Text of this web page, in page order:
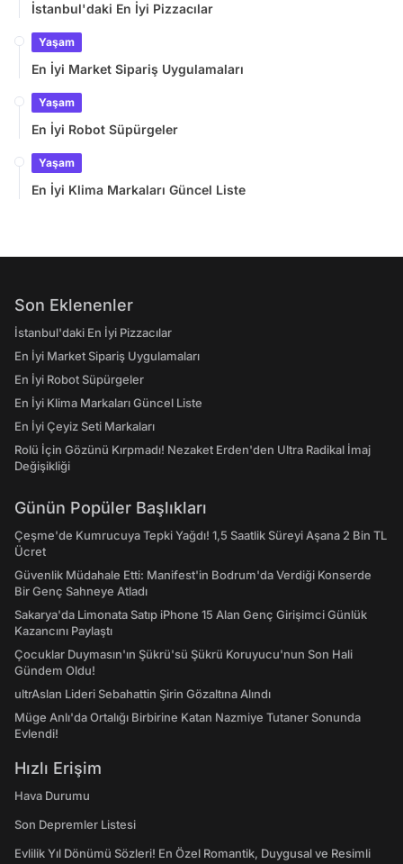
İstanbul'daki En İyi Pizzacılar
Yaşam
En İyi Market Sipariş Uygulamaları
Yaşam
En İyi Robot Süpürgeler
Yaşam
En İyi Klima Markaları Güncel Liste
Son Eklenenler
İstanbul'daki En İyi Pizzacılar
En İyi Market Sipariş Uygulamaları
En İyi Robot Süpürgeler
En İyi Klima Markaları Güncel Liste
En İyi Çeyiz Seti Markaları
Rolü İçin Gözünü Kırpmadı! Nezaket Erden'den Ultra Radikal İmaj
Değişikliği
Günün Popüler Başlıkları
Çeşme'de Kumrucuya Tepki Yağdı! 1,5 Saatlik Süreyi Aşana 2 Bin TL
Ücret
Güvenlik Müdahale Etti: Manifest'in Bodrum'da Verdiği Konserde
Bir Genç Sahneye Atladı
Sakarya'da Limonata Satıp iPhone 15 Alan Genç Girişimci Günlük
Kazancını Paylaştı
Çocuklar Duymasın'ın Şükrü'sü Şükrü Koruyucu'nun Son Hali
Gündem Oldu!
ultrAslan Lideri Sebahattin Şirin Gözaltına Alındı
Müge Anlı'da Ortalığı Birbirine Katan Nazmiye Tutaner Sonunda
Evlendi!
Hızlı Erişim
Hava Durumu
Son Depremler Listesi
Evlilik Yıl Dönümü Sözleri! En Özel Romantik, Duygusal ve Resimli